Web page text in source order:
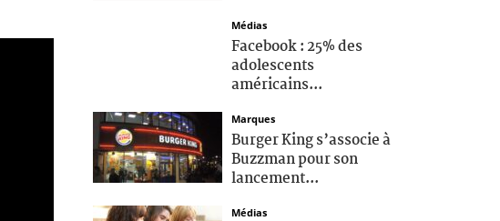
Médias
Facebook : 25% des
adolescents
américains...
Marques
Burger King s’associe à
Buzzman pour son
lancement...
Médias